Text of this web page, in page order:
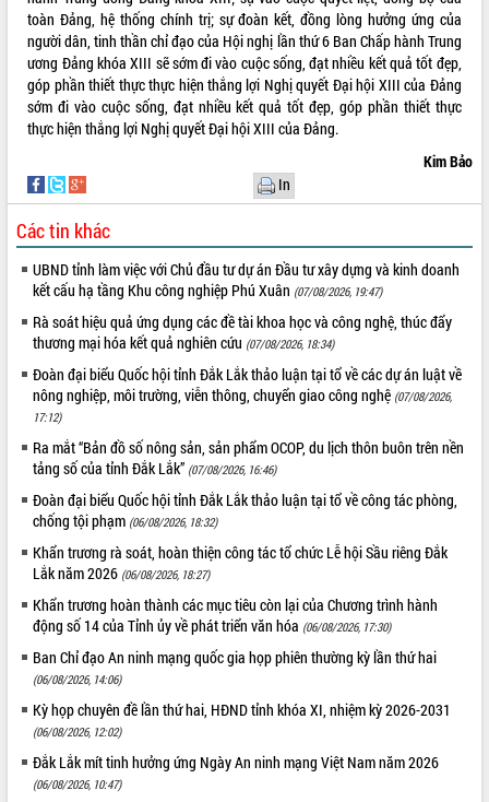
Hội thảo khoa học “Giải pháp thúc đẩy
phát triển nền kinh tế xanh tại tỉnh
Đắk Lắk”
Tăng cường giám sát, đôn đốc thực
hiện nhiệm vụ quản lý tài sản công
hàng tuần
công tác cải cách thủ tục hành chính
tại Trung tâm Phục vụ hành chính
công tỉnh
thi Sáng tạo Kỹ thuật 2024 - 2025
Đắk Lắk rà soát, điều chỉnh Đề án 190
về phát triển nuôi trồng thủy sản
Phó Chủ tịch UBND tỉnh Đắk Lắk
Trương Công Thái kiểm tra thực địa
Dự án cao tốc Khánh Hòa - Buôn Ma
Thuột
Định vị cà phê Việt Nam như một “di
sản sống” trong dòng chảy toàn cầu
Xây dựng nông thôn mới: Nâng cao đời
sống người dân từ những mô hình thiết
Quyết liệt tháo gỡ vướng mắc, đẩy
nhanh tiến độ các dự án trọng điểm
trong Khu kinh tế Nam Phú Yên
Hòn Yến phát triển du lịch gắn với bảo
tồn biển
Lấy ý kiến điều chỉnh Quy hoạch tỉnh
Đắk Lắk thời kỳ 2021-2030, tầm nhìn
đến năm 2050
Phát động chiến dịch 30 ngày đêm
giải phóng mặt bằng Tuyến đường bộ
toàn Đảng, hệ thống chính trị; sự đoàn kết, đồng lòng hưởng ứng của
người dân, tinh thần chỉ đạo của Hội nghị lần thứ 6 Ban Chấp hành Trung
ương Đảng khóa XIII sẽ sớm đi vào cuộc sống, đạt nhiều kết quả tốt đẹp,
góp phần thiết thực thực hiện thắng lợi Nghị quyết Đại hội XIII của Đảng
sớm đi vào cuộc sống, đạt nhiều kết quả tốt đẹp, góp phần thiết thực
thực hiện thắng lợi Nghị quyết Đại hội XIII của Đảng.
Kim Bảo
In
Các tin khác
UBND tỉnh làm việc với Chủ đầu tư dự án Đầu tư xây dựng và kinh doanh
kết cấu hạ tầng Khu công nghiệp Phú Xuân (07/08/2026, 19:47)
Rà soát hiệu quả ứng dụng các đề tài khoa học và công nghệ, thúc đẩy
thương mại hóa kết quả nghiên cứu (07/08/2026, 18:34)
Đoàn đại biểu Quốc hội tỉnh Đắk Lắk thảo luận tại tổ về các dự án luật về
nông nghiệp, môi trường, viễn thông, chuyển giao công nghệ (07/08/2026,
17:12)
Ra mắt “Bản đồ số nông sản, sản phẩm OCOP, du lịch thôn buôn trên nền
tảng số của tỉnh Đắk Lắk” (07/08/2026, 16:46)
Đoàn đại biểu Quốc hội tỉnh Đắk Lắk thảo luận tại tổ về công tác phòng,
chống tội phạm (06/08/2026, 18:32)
Khẩn trương rà soát, hoàn thiện công tác tổ chức Lễ hội Sầu riêng Đắk
Lắk năm 2026 (06/08/2026, 18:27)
Khẩn trương hoàn thành các mục tiêu còn lại của Chương trình hành
động số 14 của Tỉnh ủy về phát triển văn hóa (06/08/2026, 17:30)
Ban Chỉ đạo An ninh mạng quốc gia họp phiên thường kỳ lần thứ hai
(06/08/2026, 14:06)
Kỳ họp chuyên đề lần thứ hai, HĐND tỉnh khóa XI, nhiệm kỳ 2026-2031
(06/08/2026, 12:02)
Đắk Lắk mít tinh hưởng ứng Ngày An ninh mạng Việt Nam năm 2026
(06/08/2026, 10:47)